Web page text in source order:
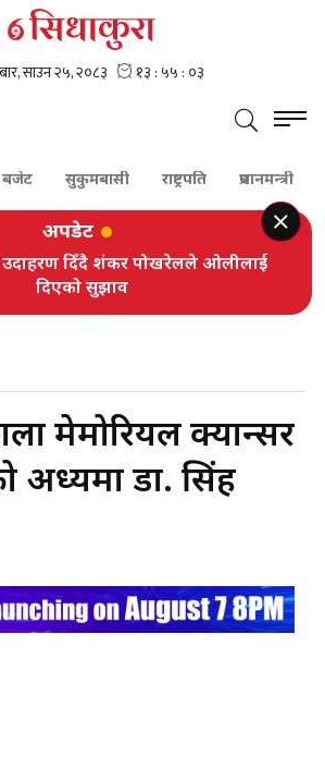
सुकुमबासी राष्ट्रपति प्रधानमन्त्री
अपडेट
दिँदै शंकर पोखरेलले ओलीलाई
दिएको सुझाव
मेमोरियल क्यान्सर
डा. सिंह